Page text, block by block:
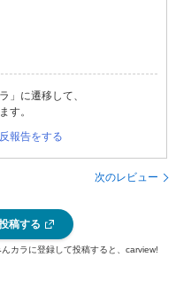
」に遷移して、
す。
報告をする
次のレビュー
稿する
カラに登録して投稿すると、carview!